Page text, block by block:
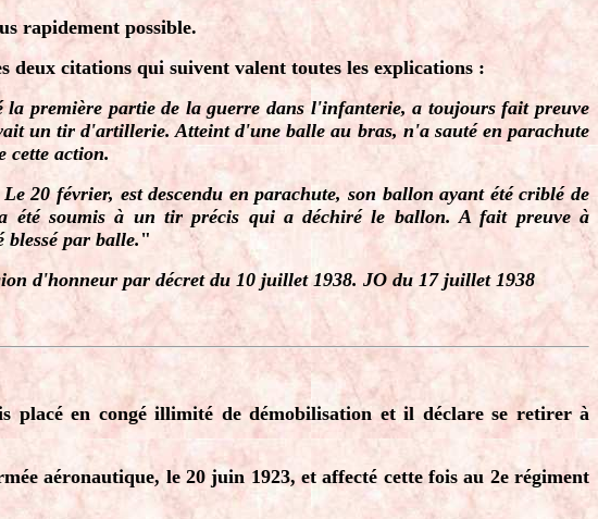
rapidement possible.
deux citations qui suivent valent toutes les explications :
la première partie de la guerre dans l'infanterie, a toujours fait preuve
un tir d'artillerie. Atteint d'une balle au bras, n'a sauté en parachute
cette action.
20 février, est descendu en parachute, son ballon ayant été criblé de
été soumis à un tir précis qui a déchiré le ballon. A fait preuve à
par balle. "
d'honneur par décret du 10 juillet 1938. JO du 17 juillet 1938
placé en congé illimité de démobilisation et il déclare se retirer à
aéronautique, le 20 juin 1923, et affecté cette fois au 2e régiment